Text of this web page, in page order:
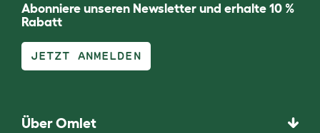
Abonniere unseren Newsletter und erhalte 10 %
Rabatt
JETZT ANMELDEN
Über Omlet